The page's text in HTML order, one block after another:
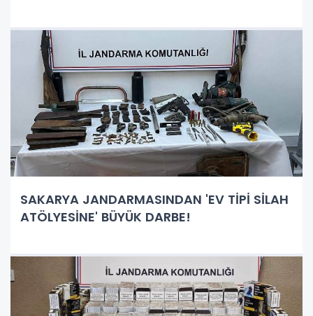
SAKARYA JANDARMASINDAN 'EV TİPİ SİLAH
ATÖLYESİNE' BÜYÜK DARBE!